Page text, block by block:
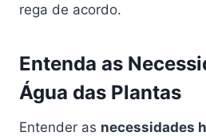
rega de acordo.
Entenda as
Água das Plantas
Entender as necessidades